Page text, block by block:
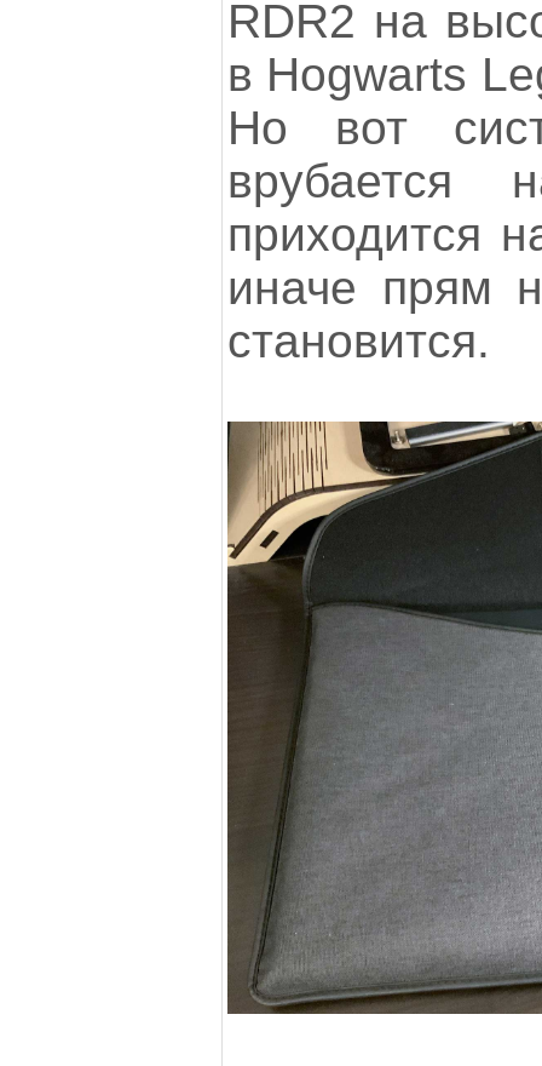
RDR2 на
в Hogwarts
Но вот
врубается
приходится
иначе прям
становится.